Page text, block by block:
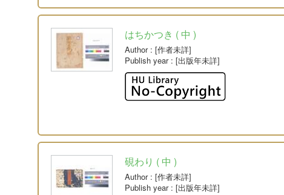
はちかつき ( 中 )
Author: [作者未詳]
Publish year: [出版年未詳]
硯わり ( 中 )
Author: [作者未詳]
Publish year: [出版年未詳]